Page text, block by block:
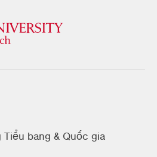
bang & Quốc gia